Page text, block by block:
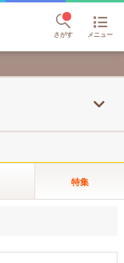
さがす メニュー
特集